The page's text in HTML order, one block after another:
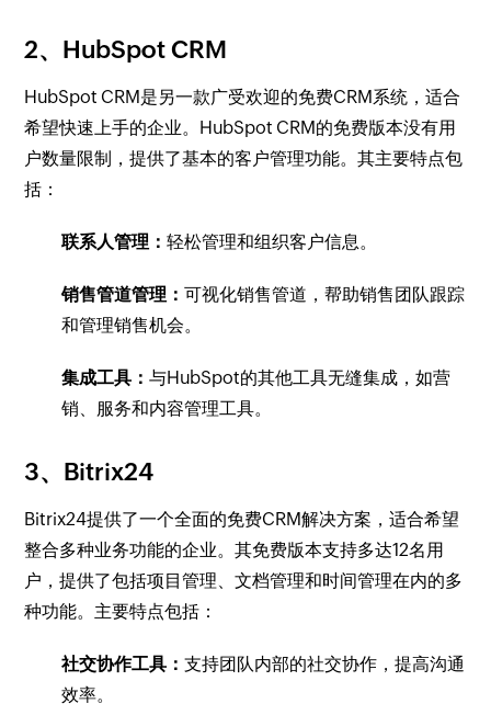
2、HubSpot CRM
HubSpot CRM是另一款广受欢迎的免费CRM系统，适合
希望快速上手的企业。HubSpot CRM的免费版本没有用
户数量限制，提供了基本的客户管理功能。其主要特点包
括：
联系人管理：轻松管理和组织客户信息。
销售管道管理：可视化销售管道，帮助销售团队跟踪
和管理销售机会。
集成工具：与HubSpot的其他工具无缝集成，如营
销、服务和内容管理工具。
3、Bitrix24
Bitrix24提供了一个全面的免费CRM解决方案，适合希望
整合多种业务功能的企业。其免费版本支持多达12名用
户，提供了包括项目管理、文档管理和时间管理在内的多
种功能。主要特点包括：
社交协作工具：支持团队内部的社交协作，提高沟通
效率。